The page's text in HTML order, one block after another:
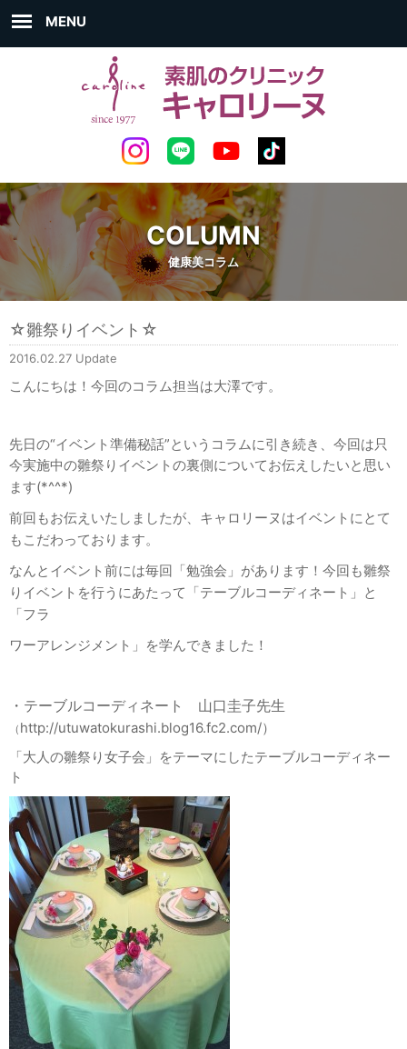
MENU
COLUMN
健康美コラム
☆雛祭りイベント☆
2016.02.27 Update
こんにちは！今回のコラム担当は大澤です。
先日の“イベント準備秘話”というコラムに引き続き、今回は只
今実施中の雛祭りイベントの裏側についてお伝えしたいと思い
ます(*^^*)
前回もお伝えいたしましたが、キャロリーヌはイベントにとて
もこだわっております。
なんとイベント前には毎回「勉強会」があります！今回も雛祭
りイベントを行うにあたって「テーブルコーディネート」と
「フラ
ワーアレンジメント」を学んできました！
・テーブルコーディネート 山口圭子先生
（ http://utuwatokurashi.blog16.fc2.com/）
「大人の雛祭り女子会」をテーマにしたテーブルコーディネー
ト